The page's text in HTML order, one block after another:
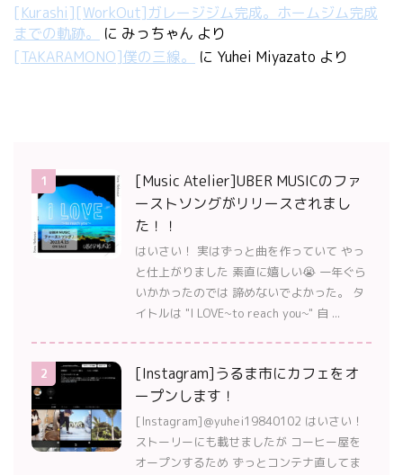
[Kurashi][WorkOut]ガレージジム完成。ホームジム完成
までの軌跡。
に みっちゃん より
[TAKARAMONO]僕の三線。
に Yuhei Miyazato より
1
[Music Atelier]UBER MUSICのファ
ーストソングがリリースされまし
た！！
はいさい！ 実はずっと曲を作っていて やっ
と仕上がりました 素直に嬉しい😭 一年ぐら
いかかったのでは 諦めないでよかった。 タ
イトルは "I LOVE~to reach you~" 自 ...
2
[Instagram]うるま市にカフェをオ
ープンします！
[Instagram]＠yuhei19840102 はいさい！
ストーリーにも載せましたが コーヒー屋を
オープンするため ずっとコンテナ直してま